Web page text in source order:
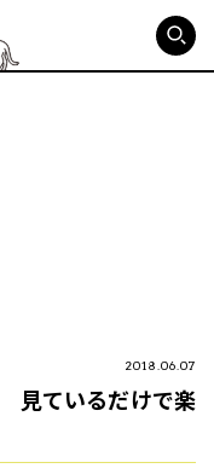
2018.06.07
見ているだけで楽